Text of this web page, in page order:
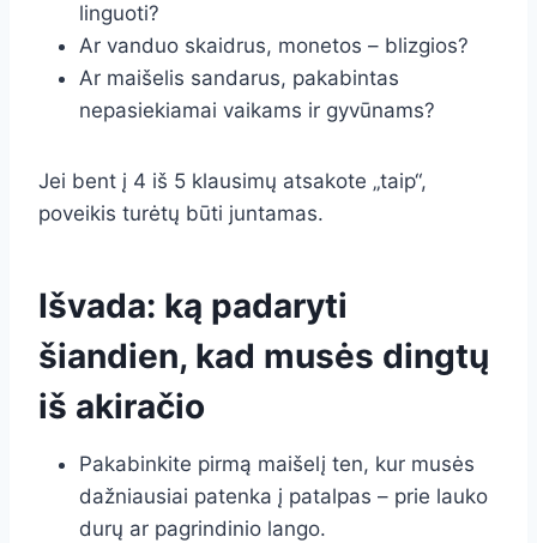
linguoti?
Ar vanduo skaidrus, monetos – blizgios?
Ar maišelis sandarus, pakabintas
nepasiekiamai vaikams ir gyvūnams?
Jei bent į 4 iš 5 klausimų atsakote „taip“,
poveikis turėtų būti juntamas.
Išvada: ką padaryti
šiandien, kad musės dingtų
iš akiračio
Pakabinkite pirmą maišelį ten, kur musės
dažniausiai patenka į patalpas – prie lauko
durų ar pagrindinio lango.